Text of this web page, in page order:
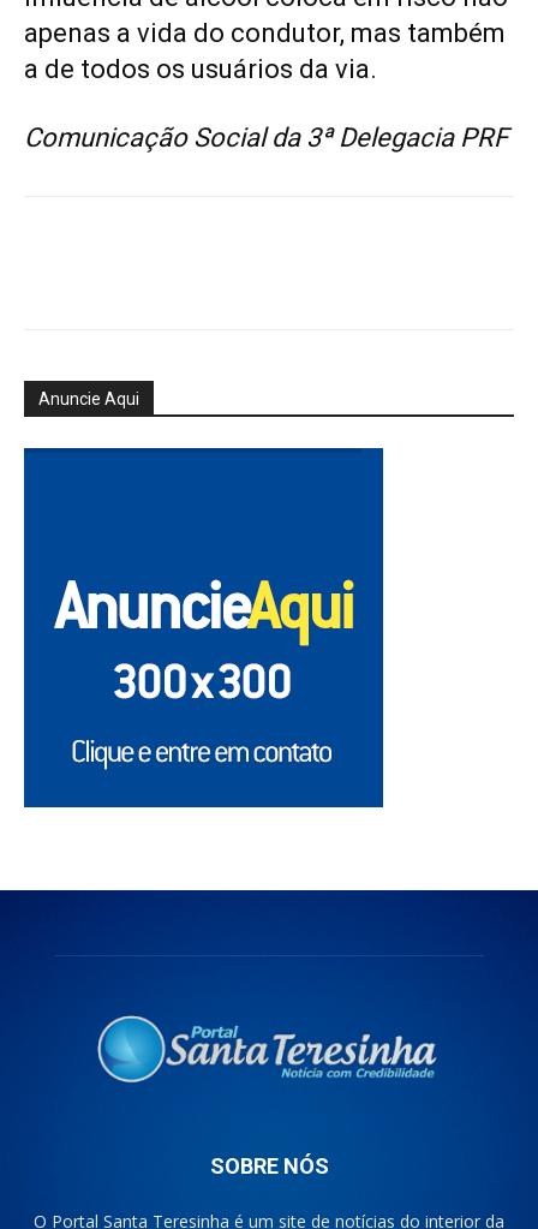
apenas a vida do condutor, mas também
a de todos os usuários da via.
Comunicação Social da 3ª Delegacia PRF
Anuncie Aqui
SOBRE NÓS
O Portal Santa Teresinha é um site de notícias do interior da